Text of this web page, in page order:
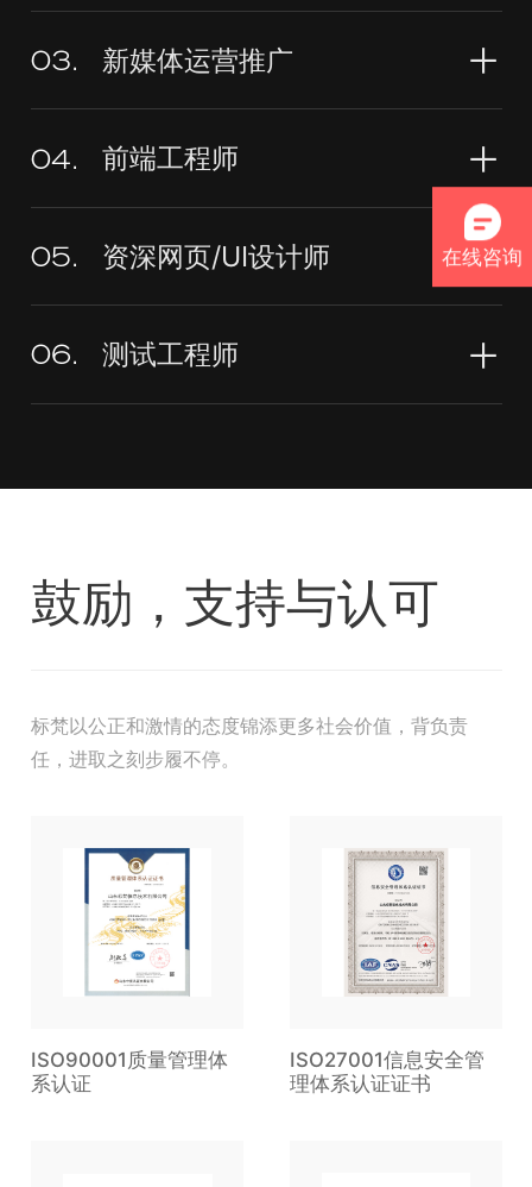
03. 新媒体运营推广
04. 前端工程师
05. 资深网页/UI设计师
06. 测试工程师
鼓励，支持与认可
标梵以公正和激情的态度锦添更多社会价值，背负责
任，进取之刻步履不停。
ISO90001质量管理体
系认证
ISO27001信息安全管
理体系认证证书
在线咨询